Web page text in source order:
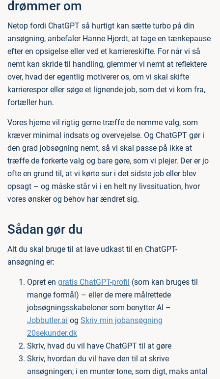
drømmer om
Netop fordi ChatGPT så hurtigt kan sætte turbo på din
ansøgning, anbefaler Hanne Hjordt, at tage en tænkepause
efter en opsigelse eller ved et karriereskifte. For når vi så
nemt kan skride til handling, glemmer vi nemt at reflektere
over, hvad der egentlig motiverer os, om vi skal skifte
karrierespor eller søge et lignende job, som det vi kom fra,
fortæller hun.
Vores hjerne vil rigtig gerne træffe de nemme valg, som
kræver minimal indsats og overvejelse. Og ChatGPT gør i
den grad jobsøgning nemt, så vi skal passe på ikke at
træffe de forkerte valg og bare gøre, som vi plejer. Der er jo
ofte en grund til, at vi kørte sur i det sidste job eller blev
opsagt – og måske står vi i en helt ny livssituation, hvor
vores ønsker og behov har ændret sig.
Sådan gør du
Alt du skal bruge til at lave udkast til en ChatGPT-
ansøgning er:
Opret en gratis ChatGPT-profil (som kan bruges til
mange formål) – eller de mere målrettede
jobsøgningsskabeloner som benytter AI –
Jobbutler.ai og Skriv min jobansøgning
20sekunder.dk
Skriv, hvad du vil have ChatGPT til at gøre
Skriv, hvordan du vil have den til at skrive
ansøgningen; i en munter tone, som digt, maks antal